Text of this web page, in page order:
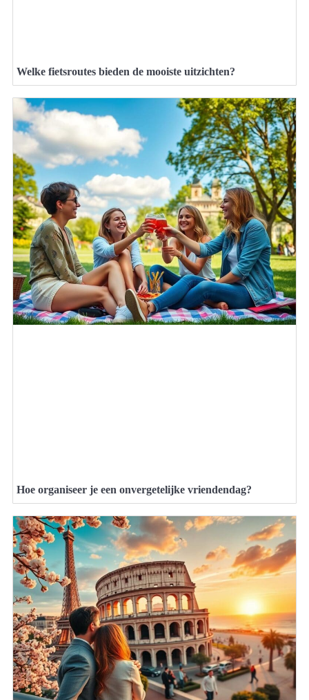
Welke fietsroutes bieden de mooiste uitzichten?
Hoe organiseer je een onvergetelijke vriendendag?